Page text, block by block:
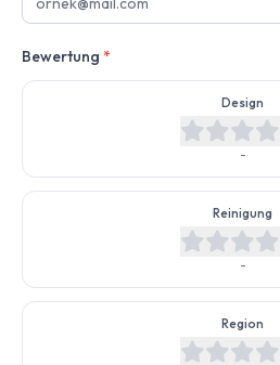
Bewertung *
Design
-
Reinigung
-
Region